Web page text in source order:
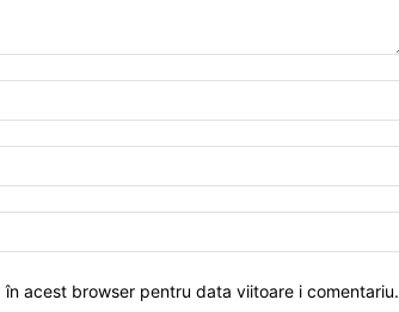
acest browser pentru data viitoare i comentariu.